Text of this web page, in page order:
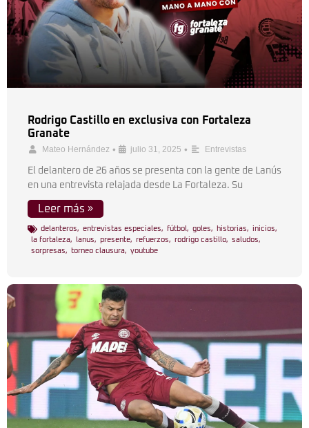
Rodrigo Castillo en exclusiva con Fortaleza
Granate
Mateo Hernández • julio 31, 2025 • Entrevistas
El delantero de 26 años se presenta con la gente de Lanús
en una entrevista relajada desde La Fortaleza. Su
Leer más »
delanteros, entrevistas especiales, fútbol , goles, historias, inicios,
la fortaleza, lanus, presente, refuerzos, rodrigo castillo, saludos,
sorpresas, torneo clausura, youtube